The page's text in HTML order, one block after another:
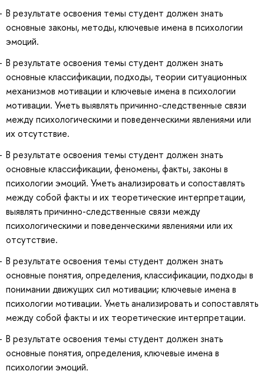
В результате освоения темы студент должен знать
основные законы, методы, ключевые имена в психологии
эмоций.
В результате освоения темы студент должен знать
основные классификации, подходы, теории ситуационных
механизмов мотивации и ключевые имена в психологии
мотивации. Уметь выявлять причинно-следственные связи
между психологическими и поведенческими явлениями или
их отсутствие.
В результате освоения темы студент должен знать
основные классификации, феномены, факты, законы в
психологии эмоций. Уметь анализировать и сопоставлять
между собой факты и их теоретические интерпретации,
выявлять причинно-следственные связи между
психологическими и поведенческими явлениями или их
отсутствие.
В результате освоения темы студент должен знать
основные понятия, определения, классификации, подходы в
понимании движущих сил мотивации; ключевые имена в
психологии мотивации. Уметь анализировать и сопоставлять
между собой факты и их теоретические интерпретации.
В результате освоения темы студент должен знать
основные понятия, определения, ключевые имена в
психологии эмоций.